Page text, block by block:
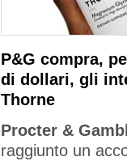
P&G compra,
di dollari, gli
Thorne
Procter &
raggiunto un